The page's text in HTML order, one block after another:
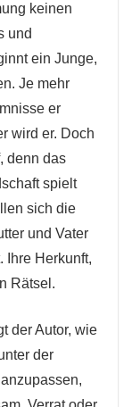
keinen
und
ein Junge,
Je mehr
er
wird er. Doch
denn das
spielt
sich die
und Vater
Ihre Herkunft,
Rätsel.
der Autor, wie
der